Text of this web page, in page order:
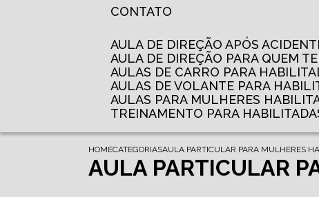
CONTATO
AULA DE DIREÇÃO APÓS
AULA DE DIREÇÃO PARA QUEM
AULAS DE CARRO PARA
AULAS DE VOLANTE PARA
AULAS PARA MULHERES
TREINAMENTO PARA
HOMECATEGORIASAULA PARTICULAR PARA MULHERES
AULA PARTICULAR